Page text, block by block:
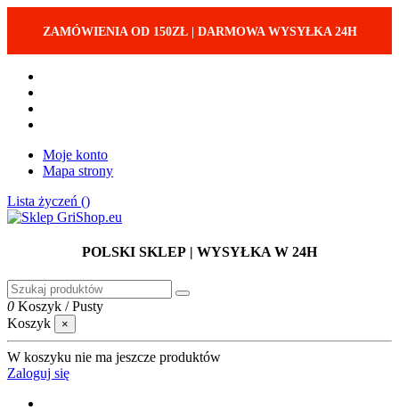
ZAMÓWIENIA OD 150ZŁ| DARMOWA WYSYŁKA 24H
Moje konto
Mapa strony
Lista życzeń ()
POLSKI SKLEP | WYSYŁKA W 24H
0 Koszyk /Pusty
Koszyk
×
W koszyku nie ma jeszcze produktów
Zaloguj się